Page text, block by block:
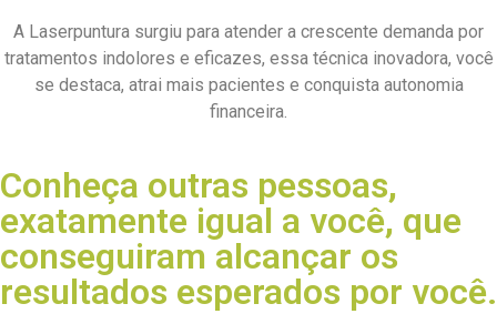
A Laserpuntura surgiu para atender a crescente demanda por
tratamentos indolores e eficazes, essa técnica inovadora, você
se destaca, atrai mais pacientes e conquista autonomia
financeira.
Conheça outras pessoas,
exatamente igual a você, que
conseguiram alcançar os
resultados esperados por você.